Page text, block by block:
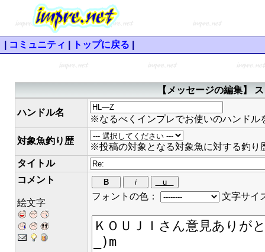
コミュニティ トップに戻る
【メッセージの編集】
ハンドル名
※なるべくインプレでお使いのハンドル
対象魚釣り歴
※投稿の対象となる対象魚に対する釣り
タイトル
コメント
絵文字
フォントの色： 文字サイ